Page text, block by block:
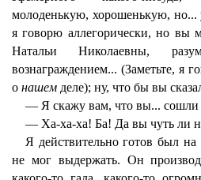
молоденькую, хорошенькую,
я говорю аллегорически, но вы
Натальи Николаевны,
вознаграждением... (Заметьте, я
о нашем деле); ну, что бы вы
— Я скажу вам, что вы... сошли
— Ха-ха-ха! Ба! Да вы чуть ли
Я действительно готов был
не мог выдержать. Он